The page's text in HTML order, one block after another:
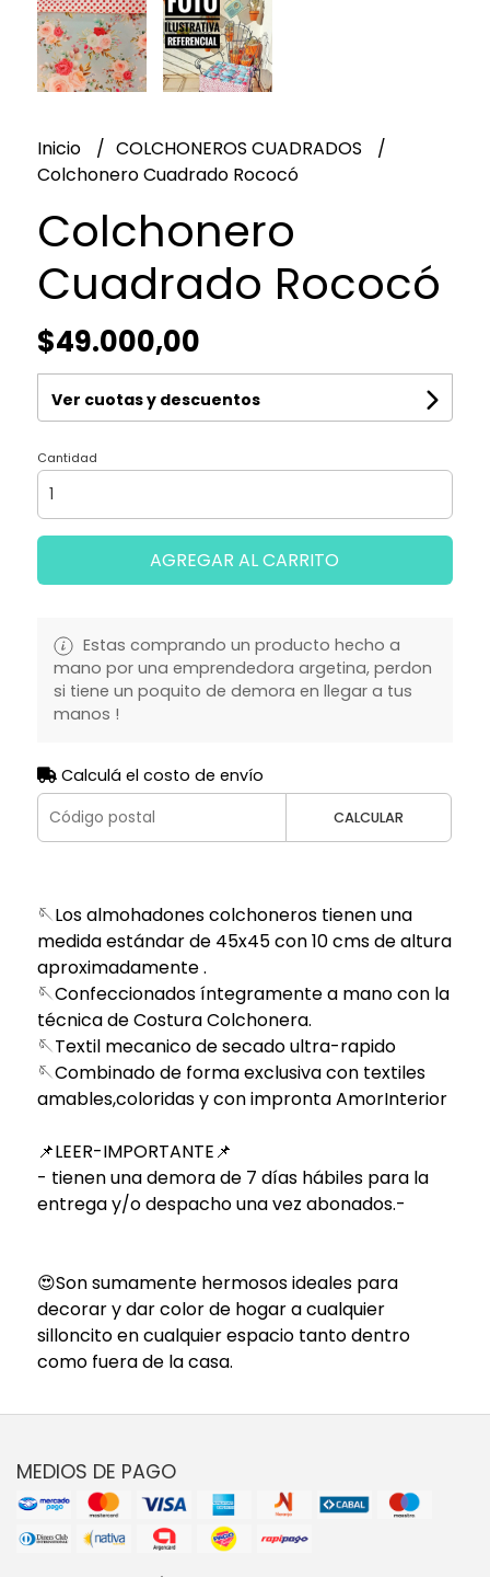
Inicio
COLCHONEROS CUADRADOS
Colchonero Cuadrado Rococó
Colchonero
Cuadrado Rococó
$49.000,00
Ver cuotas y descuentos
Cantidad
AGREGAR AL CARRITO
Estas comprando un producto hecho a
mano por una emprendedora argetina, perdon
si tiene un poquito de demora en llegar a tus
manos !
Calculá el costo de envío
CALCULAR
🪡Los almohadones colchoneros tienen una
medida estándar de 45x45 con 10 cms de altura
aproximadamente .
🪡Confeccionados íntegramente a mano con la
técnica de Costura Colchonera.
🪡Textil mecanico de secado ultra-rapido
🪡Combinado de forma exclusiva con textiles
amables,coloridas y con impronta AmorInterior
📌LEER-IMPORTANTE📌
- tienen una demora de 7 días hábiles para la
entrega y/o despacho una vez abonados.-
😍Son sumamente hermosos ideales para
decorar y dar color de hogar a cualquier
silloncito en cualquier espacio tanto dentro
como fuera de la casa.
MEDIOS DE PAGO